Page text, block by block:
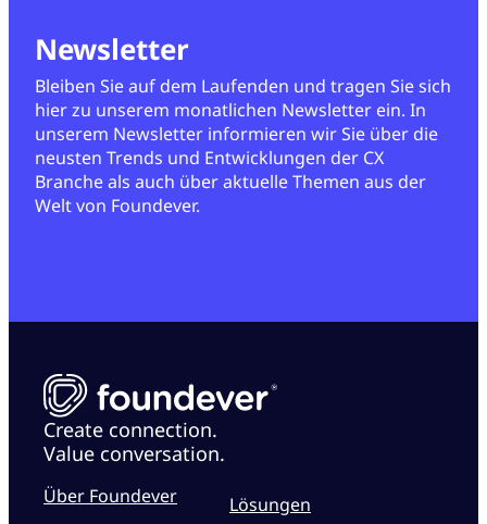
Newsletter
Bleiben Sie auf dem Laufenden und tragen Sie sich
hier zu unserem monatlichen Newsletter ein. In
unserem Newsletter informieren wir Sie über die
neusten Trends und Entwicklungen der CX
Branche als auch über aktuelle Themen aus der
Welt von Foundever.
Create connection.
Value conversation.
Über Foundever Lösungen